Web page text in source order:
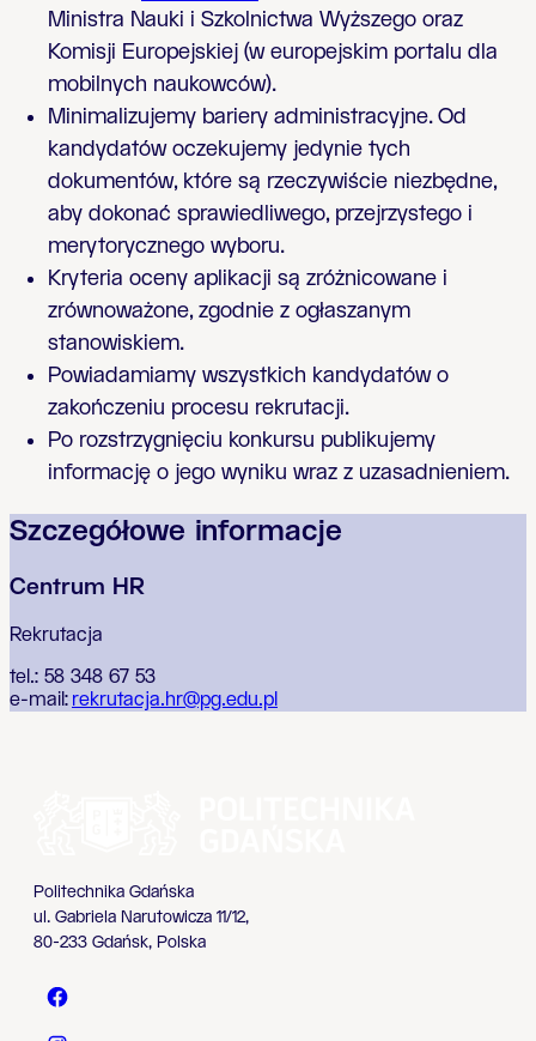
Ministra Nauki i Szkolnictwa Wyższego oraz
Komisji Europejskiej (w europejskim portalu dla
mobilnych naukowców).
Minimalizujemy bariery administracyjne. Od
kandydatów oczekujemy jedynie tych
dokumentów, które są rzeczywiście niezbędne,
aby dokonać sprawiedliwego, przejrzystego i
merytorycznego wyboru.
Kryteria oceny aplikacji są zróżnicowane i
zrównoważone, zgodnie z ogłaszanym
stanowiskiem.
Powiadamiamy wszystkich kandydatów o
zakończeniu procesu rekrutacji.
Po rozstrzygnięciu konkursu publikujemy
informację o jego wyniku wraz z uzasadnieniem.
Szczegółowe informacje
Centrum HR
Rekrutacja
tel.: 58 348 67 53
e-mail: rekrutacja.hr@pg.edu.pl
Politechnika Gdańska
ul. Gabriela Narutowicza 11/12,
80-233 Gdańsk, Polska
Politechnika Gdańska - Facebook